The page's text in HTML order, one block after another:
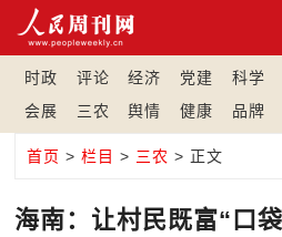
时政 评论 经济 党建 科学
会展
三农 舆情 健康 品牌
首页 >栏目 > 三农 > 正文
海南：让村民既富“口